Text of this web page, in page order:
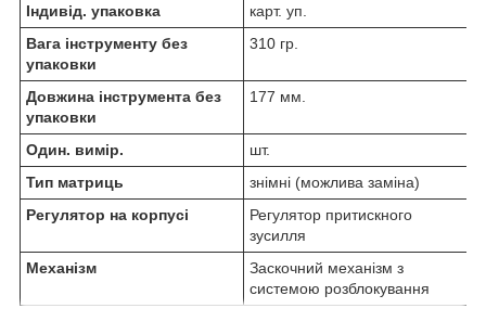
Індивід. упаковка
карт. уп.
Вага інструменту без
упаковки
310 гр.
Довжина інструмента без
упаковки
177 мм.
Один. вимір.
шт.
Тип матриць
знімні (можлива заміна)
Регулятор на корпусі
Регулятор притискного
зусилля
Механізм
Заскочний механізм з
системою розблокування